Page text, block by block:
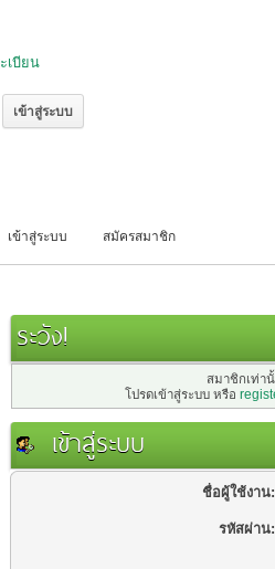
เบียน
เข้าสู่ระบบ สมัครสมาชิก
ระวัง!
สมาชิกเท่า
โปรดเข้าสู่ระบบ หรือ
เข้าสู่ระบบ
ชื่อผู้ใช้งาน:
รหัสผ่าน: